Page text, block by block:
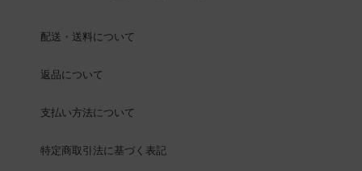
配送・送料について
返品について
支払い方法について
特定商取引法に基づく表記